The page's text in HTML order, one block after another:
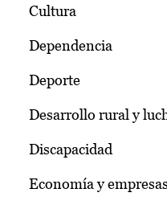
Cultura
Dependencia
Deporte
Desarrollo rural y
Discapacidad
Economía y empresas